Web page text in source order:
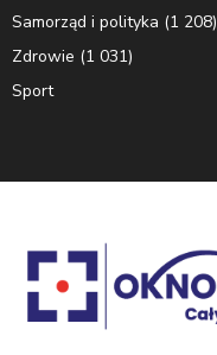
Samorząd i polityka (1 208)
Zdrowie (1 031)
Sport